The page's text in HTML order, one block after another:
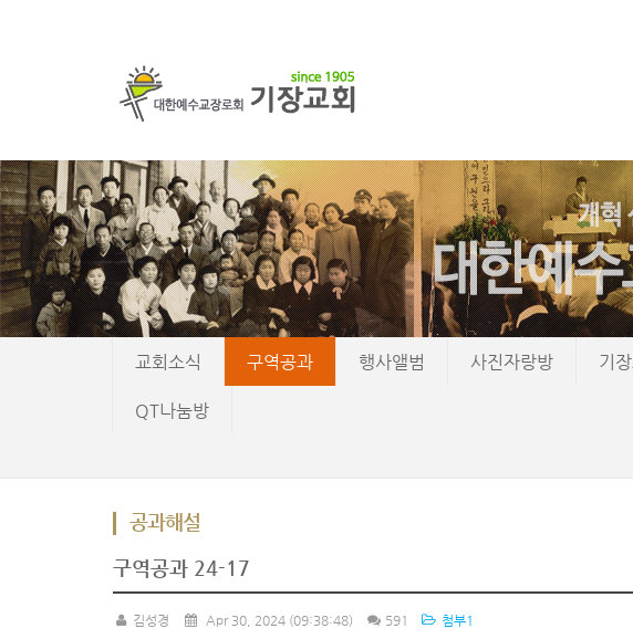
교회소식 구역공과 행사앨범 사진자랑방 기
QT나눔방
공과해설
구역공과 24-17
김성경 Apr 30, 2024 (09:38:48) 591 첨부1